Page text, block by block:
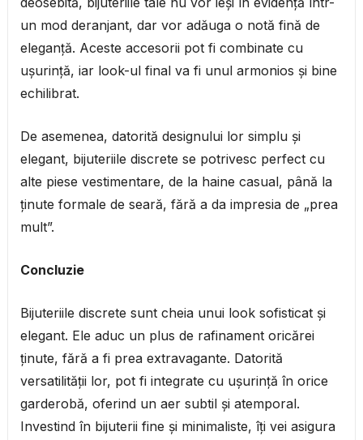
un mod deranjant, dar vor adăuga o notă fină de
eleganță. Aceste accesorii pot fi combinate cu
ușurință, iar look-ul final va fi unul armonios și bine
echilibrat.
De asemenea, datorită designului lor simplu și
elegant, bijuteriile discrete se potrivesc perfect cu
alte piese vestimentare, de la haine casual, până la
ținute formale de seară, fără a da impresia de „prea
mult”.
Concluzie
Bijuteriile discrete sunt cheia unui look sofisticat și
elegant. Ele aduc un plus de rafinament oricărei
ținute, fără a fi prea extravagante. Datorită
versatilității lor, pot fi integrate cu ușurință în orice
garderobă, oferind un aer subtil și atemporal.
Investind în bijuterii fine și minimaliste, îți vei asigura